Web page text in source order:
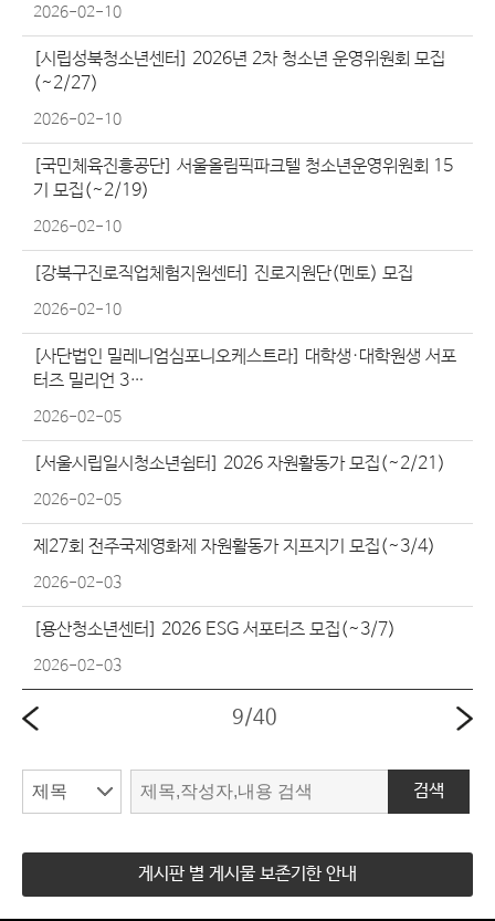
2026-02-10
[시립성북청소년센터] 2026년 2차 청소년 운영위원회 모집
(~2/27)
2026-02-10
[국민체육진흥공단] 서울올림픽파크텔 청소년운영위원회 15
기 모집(~2/19)
2026-02-10
[강북구진로직업체험지원센터] 진로지원단(멘토) 모집
2026-02-10
[사단법인 밀레니엄심포니오케스트라] 대학생·대학원생 서포
터즈 밀리언 3…
2026-02-05
[서울시립일시청소년쉼터] 2026 자원활동가 모집(~2/21)
2026-02-05
제27회 전주국제영화제 자원활동가 지프지기 모집(~3/4)
2026-02-03
[용산청소년센터] 2026 ESG 서포터즈 모집(~3/7)
2026-02-03
9/40
검색
게시판 별 게시물 보존기한 안내